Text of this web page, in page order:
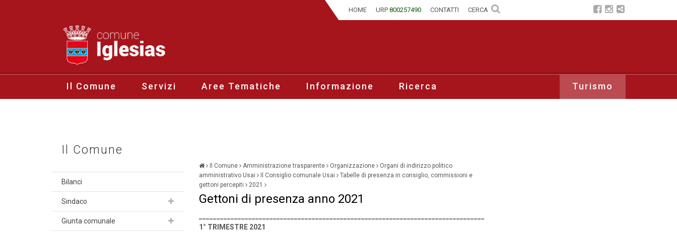
HOME URP 800257490 CONTATTI CERCA
Il Comune Servizi Aree Tematiche Informazione Turismo
Ricerca
Il Comune
Bilanci
Sindaco
Giunta comunale
Il Comune Amministrazione trasparente Organizzazione
Organi di indirizzo politico
amministrativo Usai
Il Consiglio comunale Usai
Tabelle di presenza in consiglio, commissioni e
gettoni percepiti
2021
Gettoni di presenza anno 2021
1° TRIMESTRE 2021